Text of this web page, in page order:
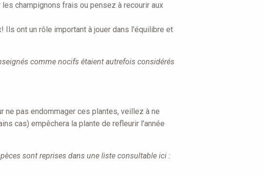
champignons frais ou pensez à recourir aux
ont un rôle important à jouer dans l'équilibre et
comme nocifs étaient autrefois considérés
pas endommager ces plantes, veillez à ne
cas) empêchera la plante de refleurir l'année
sont reprises dans une liste consultable ici :